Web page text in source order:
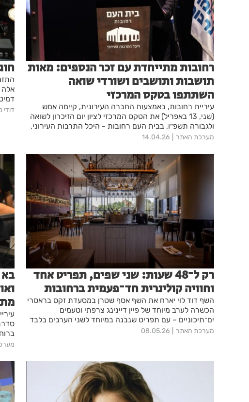
רחובות מתייחדת עם זכר הנספים: מאות
תושבות ותושבים ושורדי שואה
השתתפו בטקס המרכזי
עיריית רחובות, באמצעות החברה העירונית, קיימה אמש
(שני, 13 באפריל) את הטקס המרכזי לציון יום הזיכרון לשואה
ולגבורה תשפ״ו, בבית העם רחובות - היכל התרבות העירוני,
במעמד ראש העיר מתן דיל, סגנים, חברות וחברי מועצת
רחובות. השנה עמד הטקס בסימן הקהילות שנכחדו בשואה
מערכת האתר 14.04.26
אלה
דודי
רק ל־48 שעות: שני שפים, תפריט אחד
וחוויה קולינרית חד־פעמית ברחובות
השף דוד לוי יארח את השף אסף שטרן במסעדת זקס בראסרי
הכשרה לערב מיוחד של פיין דיינינג צרפתי וטעמים
ים־תיכוניים – עם תפריט שנבנה במיוחד לשני הערבים בלבד
מערכת האתר 08.05.26
קפה